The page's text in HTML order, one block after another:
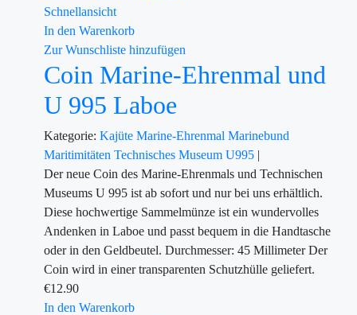
Schnellansicht
In den Warenkorb
Zur Wunschliste hinzufügen
Coin Marine-Ehrenmal und
U 995 Laboe
Kategorie: Kajüte Marine-Ehrenmal Marinebund
Maritimitäten Technisches Museum U995 |
Der neue Coin des Marine-Ehrenmals und Technischen
Museums U 995 ist ab sofort und nur bei uns erhältlich.
Diese hochwertige Sammelmünze ist ein wundervolles
Andenken in Laboe und passt bequem in die Handtasche
oder in den Geldbeutel. Durchmesser: 45 Millimeter Der
Coin wird in einer transparenten Schutzhülle geliefert.
€12.90
In den Warenkorb